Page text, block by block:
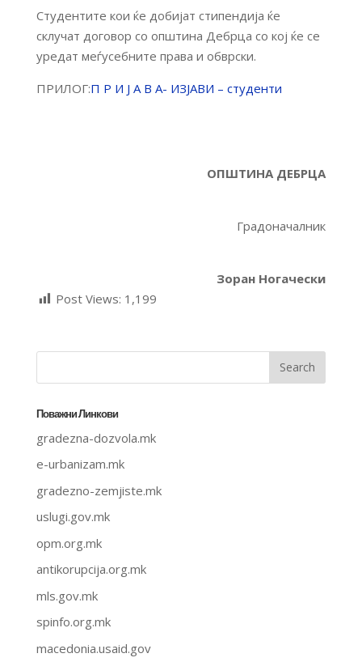
Студентите кои ќе добијат стипендија ќе
склучат договор со општина Дебрца со кој ќе се
уредат меѓусебните права и обврски.
ПРИЛОГ:П Р И Ј А В А- ИЗЈАВИ – студенти
ОПШТИНА ДЕБРЦА
Градоначалник
Зоран Ногачески
Post Views: 1,199
Поважни Линкови
gradezna-dozvola.mk
e-urbanizam.mk
gradezno-zemjiste.mk
uslugi.gov.mk
opm.org.mk
antikorupcija.org.mk
mls.gov.mk
spinfo.org.mk
macedonia.usaid.gov